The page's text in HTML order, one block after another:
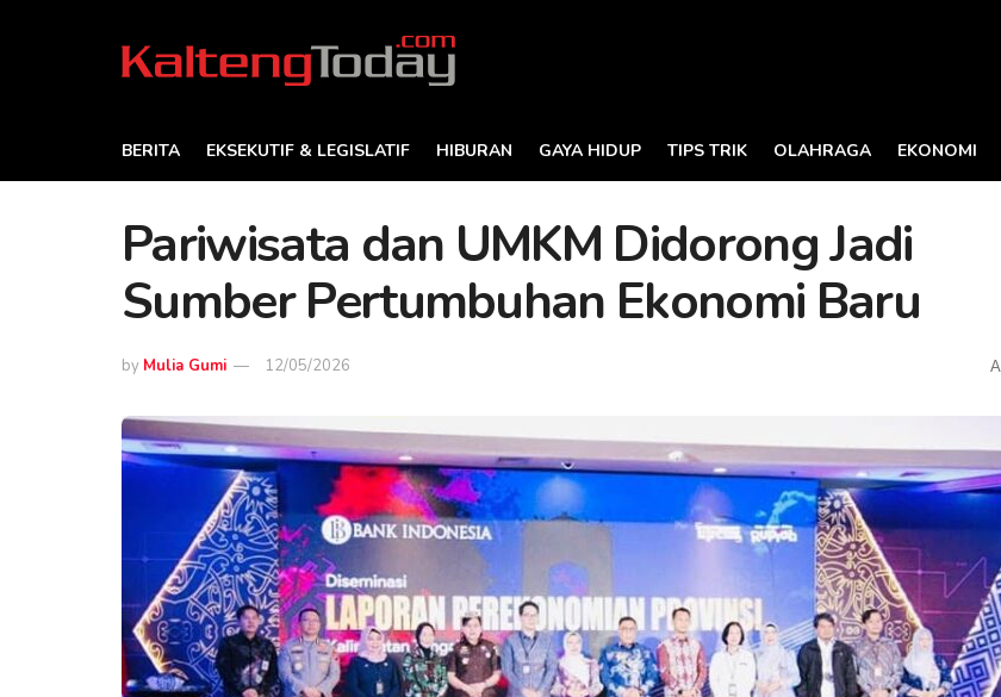
BERITA EKSEKUTIF & LEGISLATIF HIBURAN GAYA HIDUP TIPS TRIK OLAHRAGA EKONOMI
Pariwisata dan UMKM Didorong Jadi
Sumber Pertumbuhan Ekonomi Baru
by Mulia Gumi 12/05/2026 A